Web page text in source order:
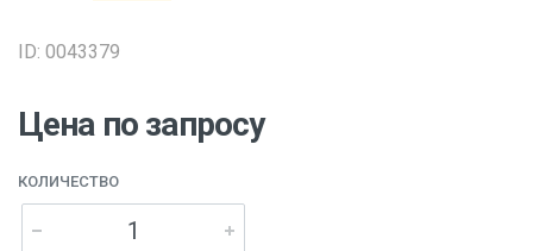
ID: 0043379
Цена по запросу
КОЛИЧЕСТВО